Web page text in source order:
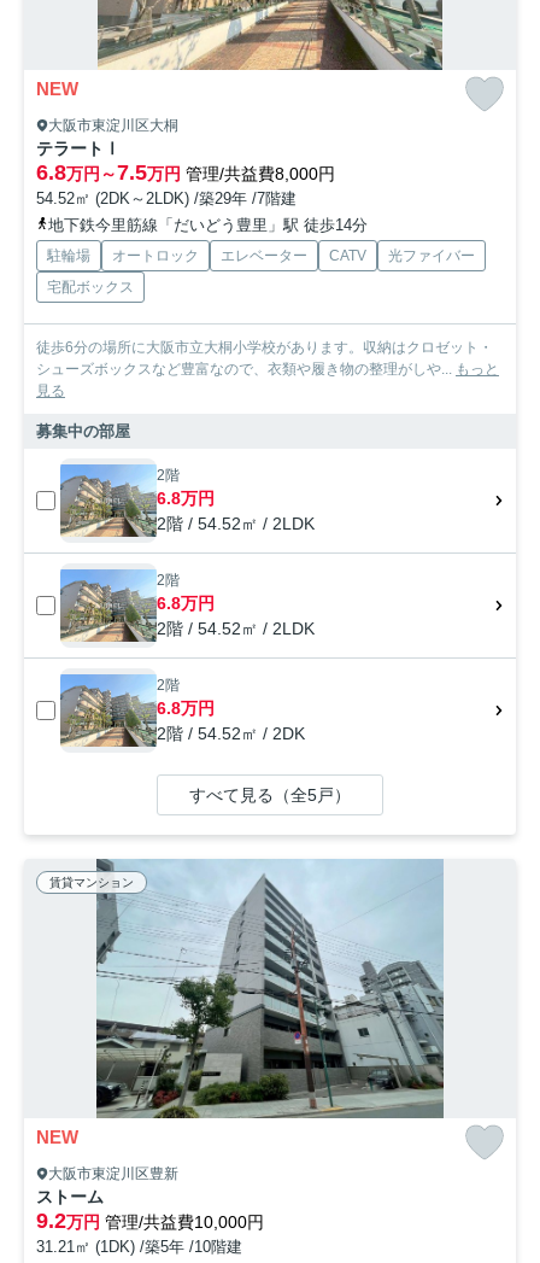
NEW
大阪市東淀川区大桐
テラートⅠ
6.8万円～7.5万円 管理/共益費8,000円
54.52㎡ (2DK～2LDK) /築29年 /7階建
地下鉄今里筋線「だいどう豊里」駅 徒歩14分
駐輪場 オートロック エレベーター CATV
光ファイバー
宅配ボックス
徒歩6分の場所に大阪市立大桐小学校があります。収納はクロゼット・
シューズボックスなど豊富なので、衣類や履き物の整理がしや... もっと
見る
募集中の部屋
2階
6.8万円
2階 / 54.52㎡ / 2LDK
2階
6.8万円
2階 / 54.52㎡ / 2LDK
2階
6.8万円
2階 / 54.52㎡ / 2DK
すべて見る（全5戸）
賃貸マンション
NEW
大阪市東淀川区豊新
ストーム
9.2万円 管理/共益費10,000円
31.21㎡ (1DK) /築5年 /10階建